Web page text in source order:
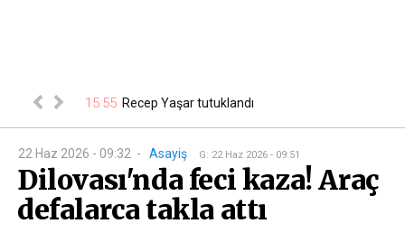
neden oldu 15:55 Recep Yaşar tutuklandı
22 Haz 2026 - 09:32 - Asayiş G: 22 Haz 2026 - 09:51
Dilovası'nda feci kaza! Araç
defalarca takla attı